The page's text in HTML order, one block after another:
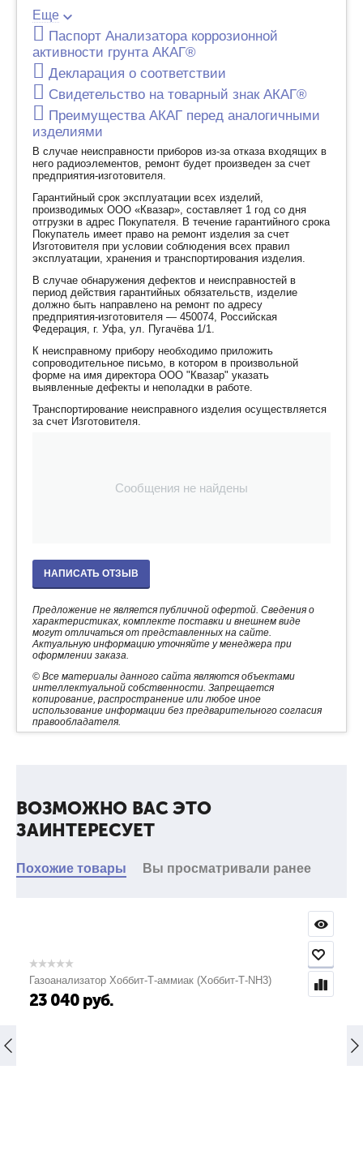
определяется величина защитного потенциала
(потенциала коррозии) проб грунта.
Анализатор обладает широким диапазоном
измерений. Выполнение измерительных процедур
анализа проб грунта анализатором осуществляется
автоматически.
Анализатор коррозионной активности грунта АКАГ
выполнен согласно ТУ 4081-037-12719185-2013.
ПРЕИМУЩЕСТВА
АКАГ может комплектоваться программным
обеспечением, которое с помощью персонального
компьютера по кабелю USB управляет измерениями,
обрабатывает и сохраняет результаты измерений на
персональном компьютере.
Для внелабораторных измерений прибор может
комплектоваться шнуром для подключения к гнезду
прикуривателя автомобиля и питаться от любого
источника постоянного тока 12 В 0.5 А.
При заказе нужно указать необходимость
программного обеспечения и в каких условиях будет
Значения погрешностей соответствуют
погрешностям работы анализатора при
температуре воздуха от плюс 10 до плюс 45 °С
при относительной влажности воздуха не
более 80% (без учета дополнительной
погрешности геометрии электродных ячеек)
после предварительного прогрева во
включенном состоянии не менее, мин.
5
Диапазон измерений удельного сопротивления
Пределы допускаемой относительной
Еще
Паспорт Анализатора коррозионной
активности грунта АКАГ®
Декларация о соответствии
Свидетельство на товарный знак АКАГ®
Преимущества АКАГ перед аналогичными
изделиями
В случае неисправности приборов из-за отказа входящих в
него радиоэлементов, ремонт будет произведен за счет
предприятия-изготовителя.
Гарантийный срок эксплуатации всех изделий,
производимых ООО «Квазар», составляет 1 год со дня
отгрузки в адрес Покупателя. В течение гарантийного срока
Покупатель имеет право на ремонт изделия за счет
Изготовителя при условии соблюдения всех правил
эксплуатации, хранения и транспортирования изделия.
В случае обнаружения дефектов и неисправностей в
период действия гарантийных обязательств, изделие
должно быть направлено на ремонт по адресу
предприятия-изготовителя — 450074, Российская
Федерация, г. Уфа, ул. Пугачёва 1/1.
К неисправному прибору необходимо приложить
сопроводительное письмо, в котором в произвольной
форме на имя директора ООО "Квазар" указать
выявленные дефекты и неполадки в работе.
Транспортирование неисправного изделия осуществляется
за счет Изготовителя.
Сообщения не найдены
НАПИСАТЬ ОТЗЫВ
Предложение не является публичной офертой. Сведения о
характеристиках, комплекте поставки и внешнем виде
могут отличаться от представленных на сайте.
Актуальную информацию уточняйте у менеджера при
оформлении заказа.
© Все материалы данного сайта являются объектами
интеллектуальной собственности. Запрещается
копирование, распространение или любое иное
использование информации без предварительного согласия
правообладателя.
ВОЗМОЖНО ВАС ЭТО
ЗАИНТЕРЕСУЕТ
Похожие товары Вы просматривали ранее
Газоанализатор Хоббит-Т-аммиак (Хоббит-Т-NH3)
23 040 руб.